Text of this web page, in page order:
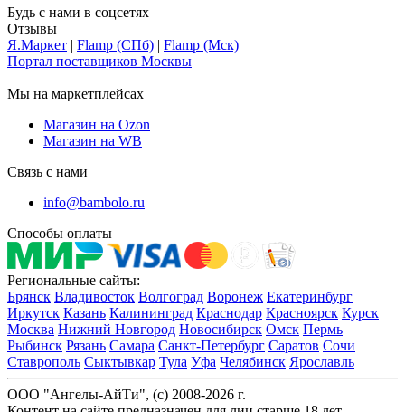
Будь с нами в соцсетях
Отзывы
Я.Маркет | Flamp (СПб) | Flamp (Мск)
Портал поставщиков Москвы
Мы на маркетплейсах
Магазин на Ozon
Магазин на WB
Связь с нами
info@bambolo.ru
Способы оплаты
Региональные сайты:
Брянск Владивосток Волгоград Воронеж Екатеринбург
Иркутск Казань Калининград Краснодар Красноярск Курск
Москва Нижний Новгород Новосибирск Омск Пермь
Рыбинск Рязань Самара Санкт-Петербург Саратов Сочи
Ставрополь Сыктывкар Тула Уфа Челябинск Ярославль
ООО "Ангелы-АйТи", (c) 2008-2026 г.